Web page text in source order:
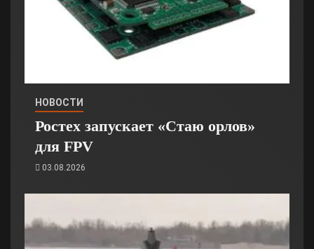
НОВОСТИ
Ростех запускает «Стаю орлов»
для FPV
03.08.2026